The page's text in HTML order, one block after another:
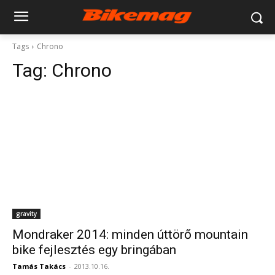
Tags Chrono
Tag: Chrono
gravity
Mondraker 2014: minden úttörő mountain
bike fejlesztés egy bringában
Tamás Takács - 2013.10.16.